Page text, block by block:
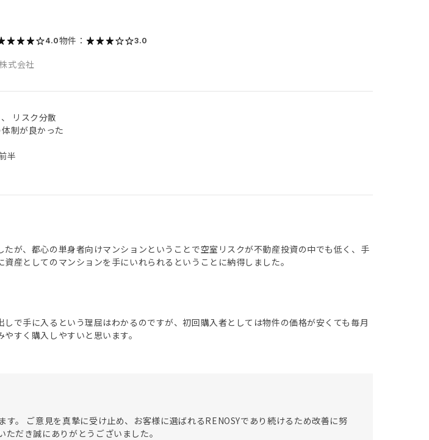
4.0物件： 3.0
式会社
リスク分散
制が良かった
半
が、都心の単身者向けマンションということで空室リスクが不動産投資の中でも低く、手
産としてのマンションを手にいれられるということに納得しました。
で手に入るという理屈はわかるのですが、初回購入者としては物件の価格が安くても毎月
すく購入しやすいと思います。
す。 ご意見を真摯に受け止め、お客様に選ばれるRENOSYであり続けるため改善に努
だき誠にありがとうございました。